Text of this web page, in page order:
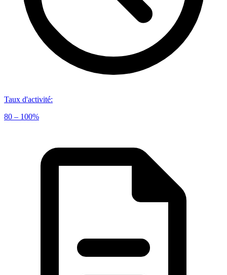
Taux d'activité:
80 – 100%